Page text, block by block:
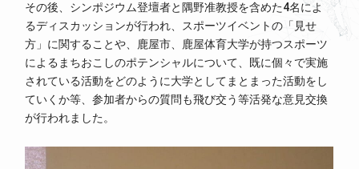
その後、シンポジウム登壇者と隅野准教授を含めた4名によ
るディスカッションが行われ、スポーツイベントの「見せ
方」に関することや、鹿屋市、鹿屋体育大学が持つスポーツ
によるまちおこしのポテンシャルについて、既に個々で実施
されている活動をどのように大学としてまとまった活動をし
ていくか等、参加者からの質問も飛び交う等活発な意見交換
が行われました。